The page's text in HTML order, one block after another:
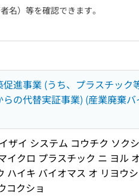
名）等を確認できます。
進事業 (うち、プラスチッ
の代替実証事業) (産業廃棄
ザイ システム コウチク ソク
イクロ プラスチック ニ ヨル
ハイキ バイオマス オ リヨウ
コクショ